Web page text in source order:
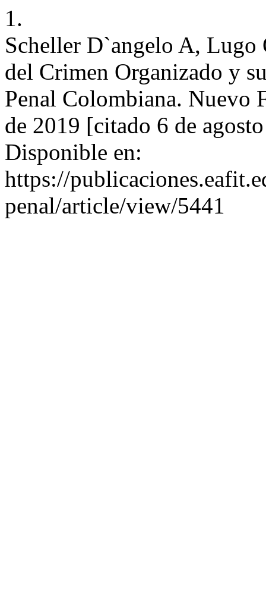
1.
Scheller D`angelo A, Lugo
del Crimen Organizado y
Penal Colombiana. Nuevo
de 2019 [citado 6 de
Disponible en:
https://
penal/article/view/5441